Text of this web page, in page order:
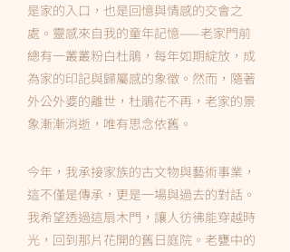
是家的入口，也是回憶與情感的交會之
處。靈感來自我的童年記憶——老家門前
總有一叢叢粉白杜鵑，每年如期綻放，成
為家的印記與歸屬感的象徵。然而，隨著
外公外婆的離世，杜鵑花不再，老家的景
象漸漸消逝，唯有思念依舊。
今年，我承接家族的古文物與藝術事業，
這不僅是傳承，更是一場與過去的對話。
我希望透過這扇木門，讓人彷彿能穿越時
光，回到那片花開的舊日庭院。老甕中的